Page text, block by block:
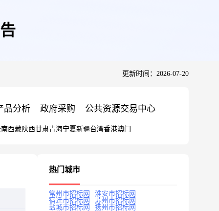
更新时间：2026-07-20
品分析 政府采购 公共资源交易中心
西藏陕西甘肃青海宁夏新疆台湾香港澳门
热门城市
常州市招标网
淮安市招标网
宿迁市招标网
苏州市招标网
盐城市招标网
扬州市招标网